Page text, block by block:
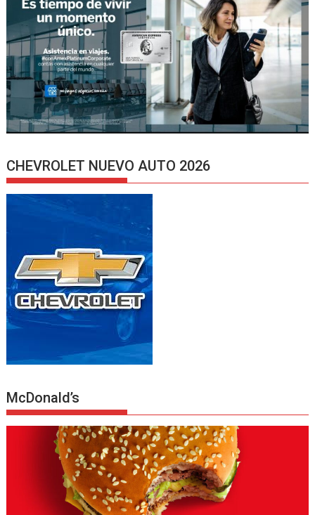
CHEVROLET NUEVO AUTO 2026
McDonald’s